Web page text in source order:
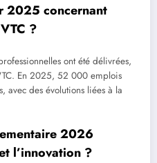
2025 concernant
?
ont été délivrées,
En 2025, 52 000 emplois
avec des évolutions liées à la
2026
l’innovation ?